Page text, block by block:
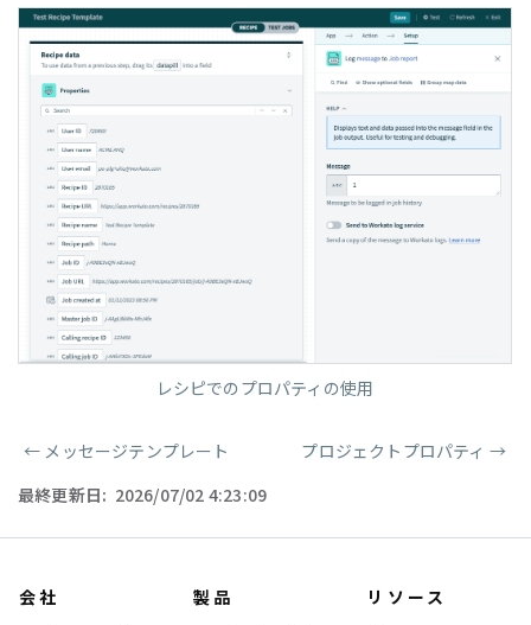
レシピでのプロパティの使用
ページャー
← メッセージテンプレート プロジェクトプロパティ →
最終更新日: 2026/07/02 4:23:09
会社 製品 リソース